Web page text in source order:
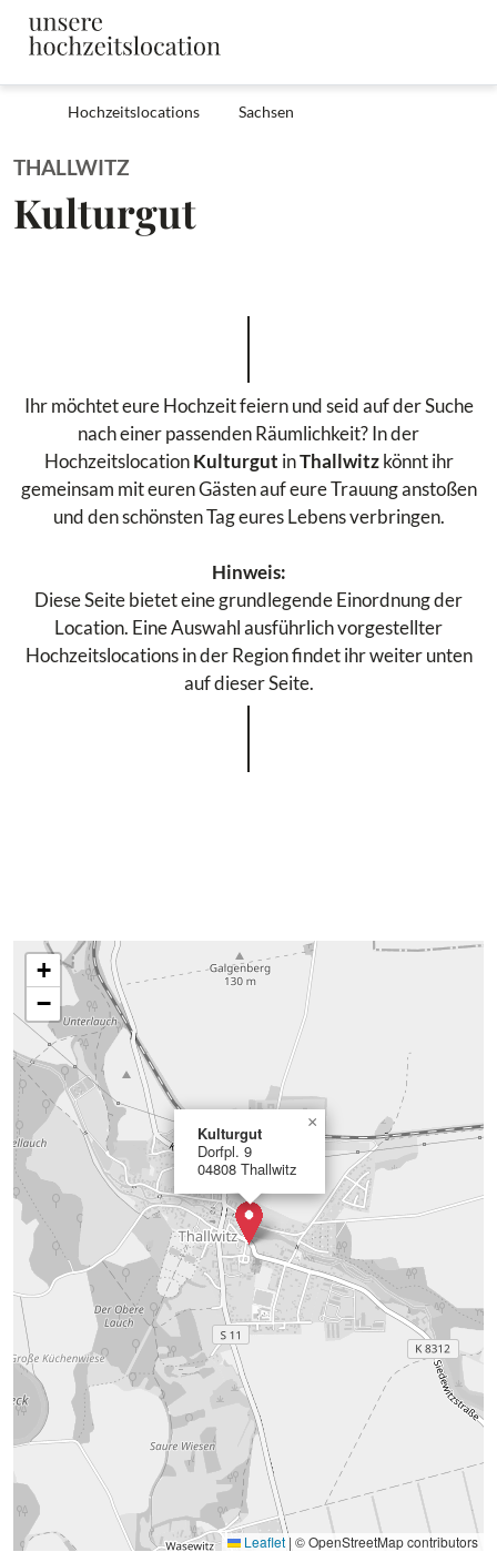
Hochzeitslocations Sachsen
THALLWITZ
Kulturgut
Ihr möchtet eure Hochzeit feiern und seid auf der Suche
nach einer passenden Räumlichkeit? In der
HochzeitslocationKulturgut inThallwitzkönnt ihr
gemeinsam mit euren Gästen auf eure Trauung anstoßen
und den schönsten Tag eures Lebens verbringen.
Hinweis:
Diese Seite bietet eine grundlegende Einordnung der
Location. Eine Auswahl ausführlich vorgestellter
Hochzeitslocations in der Region findet ihr weiter unten
auf dieser Seite.
Kulturgut
Dorfpl. 9
04808 Thallwitz
×
+
−
Leaflet | © OpenStreetMap contributors